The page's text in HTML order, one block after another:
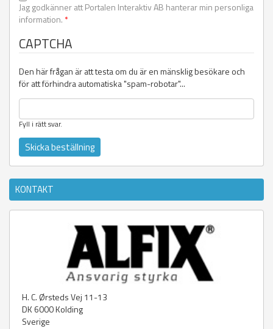
Jag godkänner att Portalen Interaktiv AB hanterar min personliga
information. *
CAPTCHA
Den här frågan är att testa om du är en mänsklig besökare och
för att förhindra automatiska "spam-robotar"...
Fyll i rätt svar.
KONTAKT
H. C. Ørsteds Vej 11-13
DK 6000Kolding
Sverige